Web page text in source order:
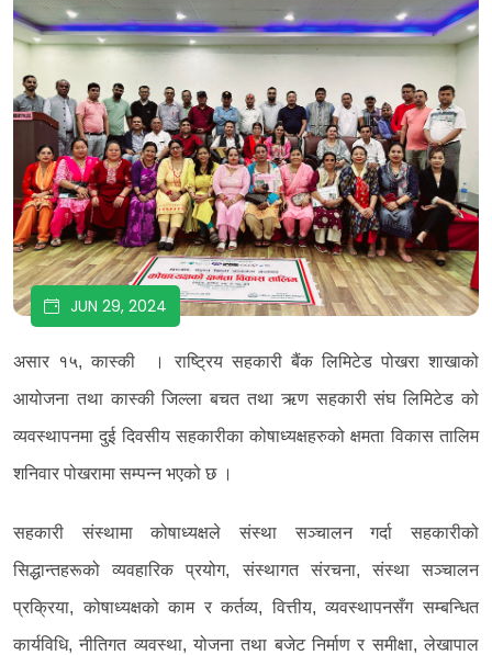
JUN 29, 2024
असार १५, कास्की । राष्ट्रिय सहकारी बैंक लिमिटेड पोखरा शाखाको
आयोजना तथा कास्की जिल्ला बचत तथा ऋण सहकारी संघ लिमिटेड को
व्यवस्थापनमा दुई दिवसीय सहकारीका कोषाध्यक्षहरुको क्षमता विकास तालिम
शनिवार पोखरामा सम्पन्न भएको छ ।
सहकारी संस्थामा कोषाध्यक्षले संस्था सञ्चालन गर्दा सहकारीको
सिद्धान्तहरूको व्यवहारिक प्रयोग, संस्थागत संरचना, संस्था सञ्चालन
प्रक्रिया, कोषाध्यक्षको काम र कर्तव्य, वित्तीय, व्यवस्थापनसँग सम्बन्धित
कार्यविधि, नीतिगत व्यवस्था, योजना तथा बजेट निर्माण र समीक्षा, लेखापाल